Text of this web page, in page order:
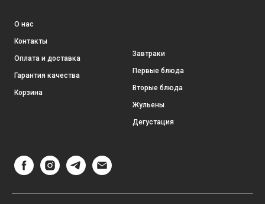
О нас
Контакты
Оплата и доставка
Гарантия качества
Корзина
Завтраки
Первые блюда
Вторые блюда
Жульены
Дегустация